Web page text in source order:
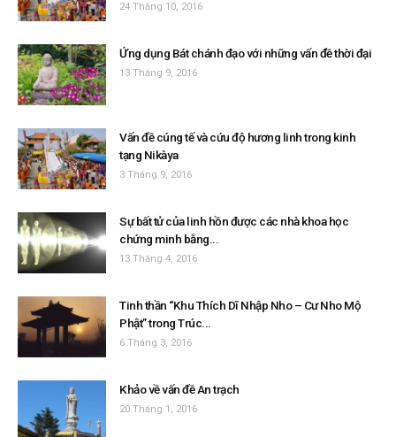
24 Tháng 10, 2016
Ứng dụng Bát chánh đạo với những vấn đề thời đại
13 Tháng 9, 2016
Vấn đề cúng tế và cứu độ hương linh trong kinh
tạng Nikàya
3 Tháng 9, 2016
Sự bất tử của linh hồn được các nhà khoa học
chứng minh bằng...
13 Tháng 4, 2016
Tinh thần “Khu Thích Dĩ Nhập Nho – Cư Nho Mộ
Phật” trong Trúc...
6 Tháng 3, 2016
Khảo về vấn đề An trạch
20 Tháng 1, 2016